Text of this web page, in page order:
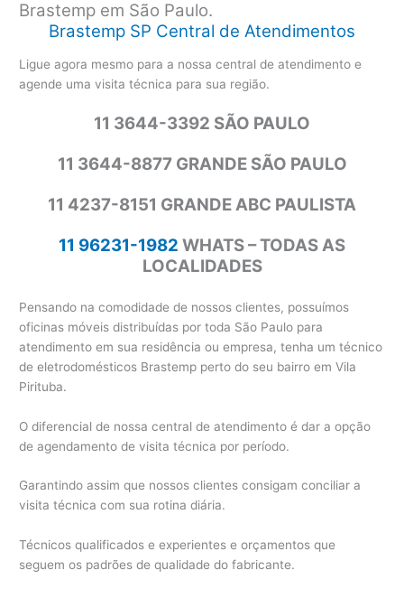
Brastemp em São Paulo.
Brastemp SP Central de Atendimentos
Ligue agora mesmo para a nossa central de atendimento e
agende uma visita técnica para sua região.
11 3644-3392 SÃO PAULO
11 3644-8877 GRANDE SÃO PAULO
11 4237-8151 GRANDE ABC PAULISTA
11 96231-1982 WHATS – TODAS AS
LOCALIDADES
Pensando na comodidade de nossos clientes, possuímos
oficinas móveis distribuídas por toda São Paulo para
atendimento em sua residência ou empresa, tenha um técnico
de eletrodomésticos Brastemp perto do seu bairro em Vila
Pirituba.
O diferencial de nossa central de atendimento é dar a opção
de agendamento de visita técnica por período.
Garantindo assim que nossos clientes consigam conciliar a
visita técnica com sua rotina diária.
Técnicos qualificados e experientes e orçamentos que
seguem os padrões de qualidade do fabricante.